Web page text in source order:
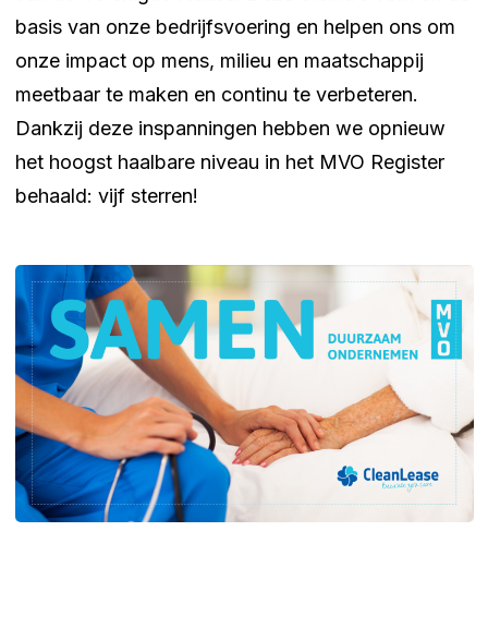
basis van onze bedrijfsvoering en helpen ons om
onze impact op mens, milieu en maatschappij
meetbaar te maken en continu te verbeteren.
Dankzij deze inspanningen hebben we opnieuw
het hoogst haalbare niveau in het MVO Register
behaald: vijf sterren!